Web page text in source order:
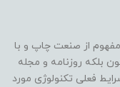
از صنعت چاپ و با
بلکه روزنامه و مجله
فعلی تکنولوژی مورد